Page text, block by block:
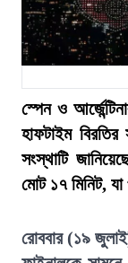
স্পেন ও
হাফটাইম
সংস্থাটি
মোট ১৭ মিনিট,
রোববার (১৯